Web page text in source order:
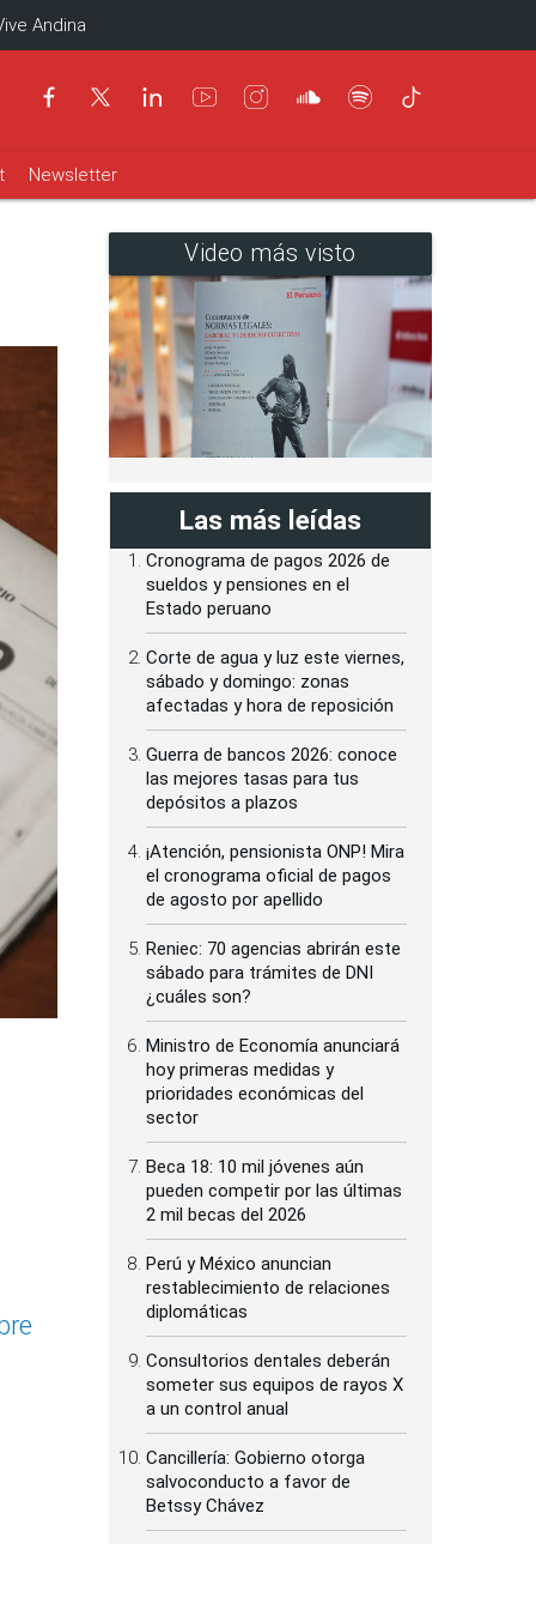
Andina
Newsletter
Video más visto
Las más leídas
Cronograma de pagos 2026 de
sueldos y pensiones en el
Estado peruano
Corte de agua y luz este viernes,
sábado y domingo: zonas
afectadas y hora de reposición
Guerra de bancos 2026: conoce
las mejores tasas para tus
depósitos a plazos
¡Atención, pensionista ONP! Mira
el cronograma oficial de pagos
de agosto por apellido
Reniec: 70 agencias abrirán este
sábado para trámites de DNI
¿cuáles son?
Ministro de Economía anunciará
hoy primeras medidas y
prioridades económicas del
sector
Beca 18: 10 mil jóvenes aún
pueden competir por las últimas
2 mil becas del 2026
Perú y México anuncian
restablecimiento de relaciones
diplomáticas
Consultorios dentales deberán
someter sus equipos de rayos X
a un control anual
Cancillería: Gobierno otorga
salvoconducto a favor de
Betssy Chávez